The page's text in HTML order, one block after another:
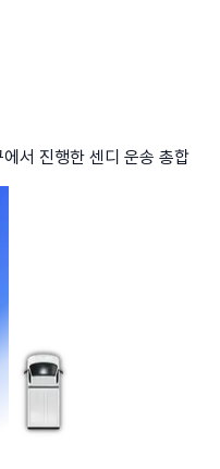
에서 진행한 센디 운송 총합